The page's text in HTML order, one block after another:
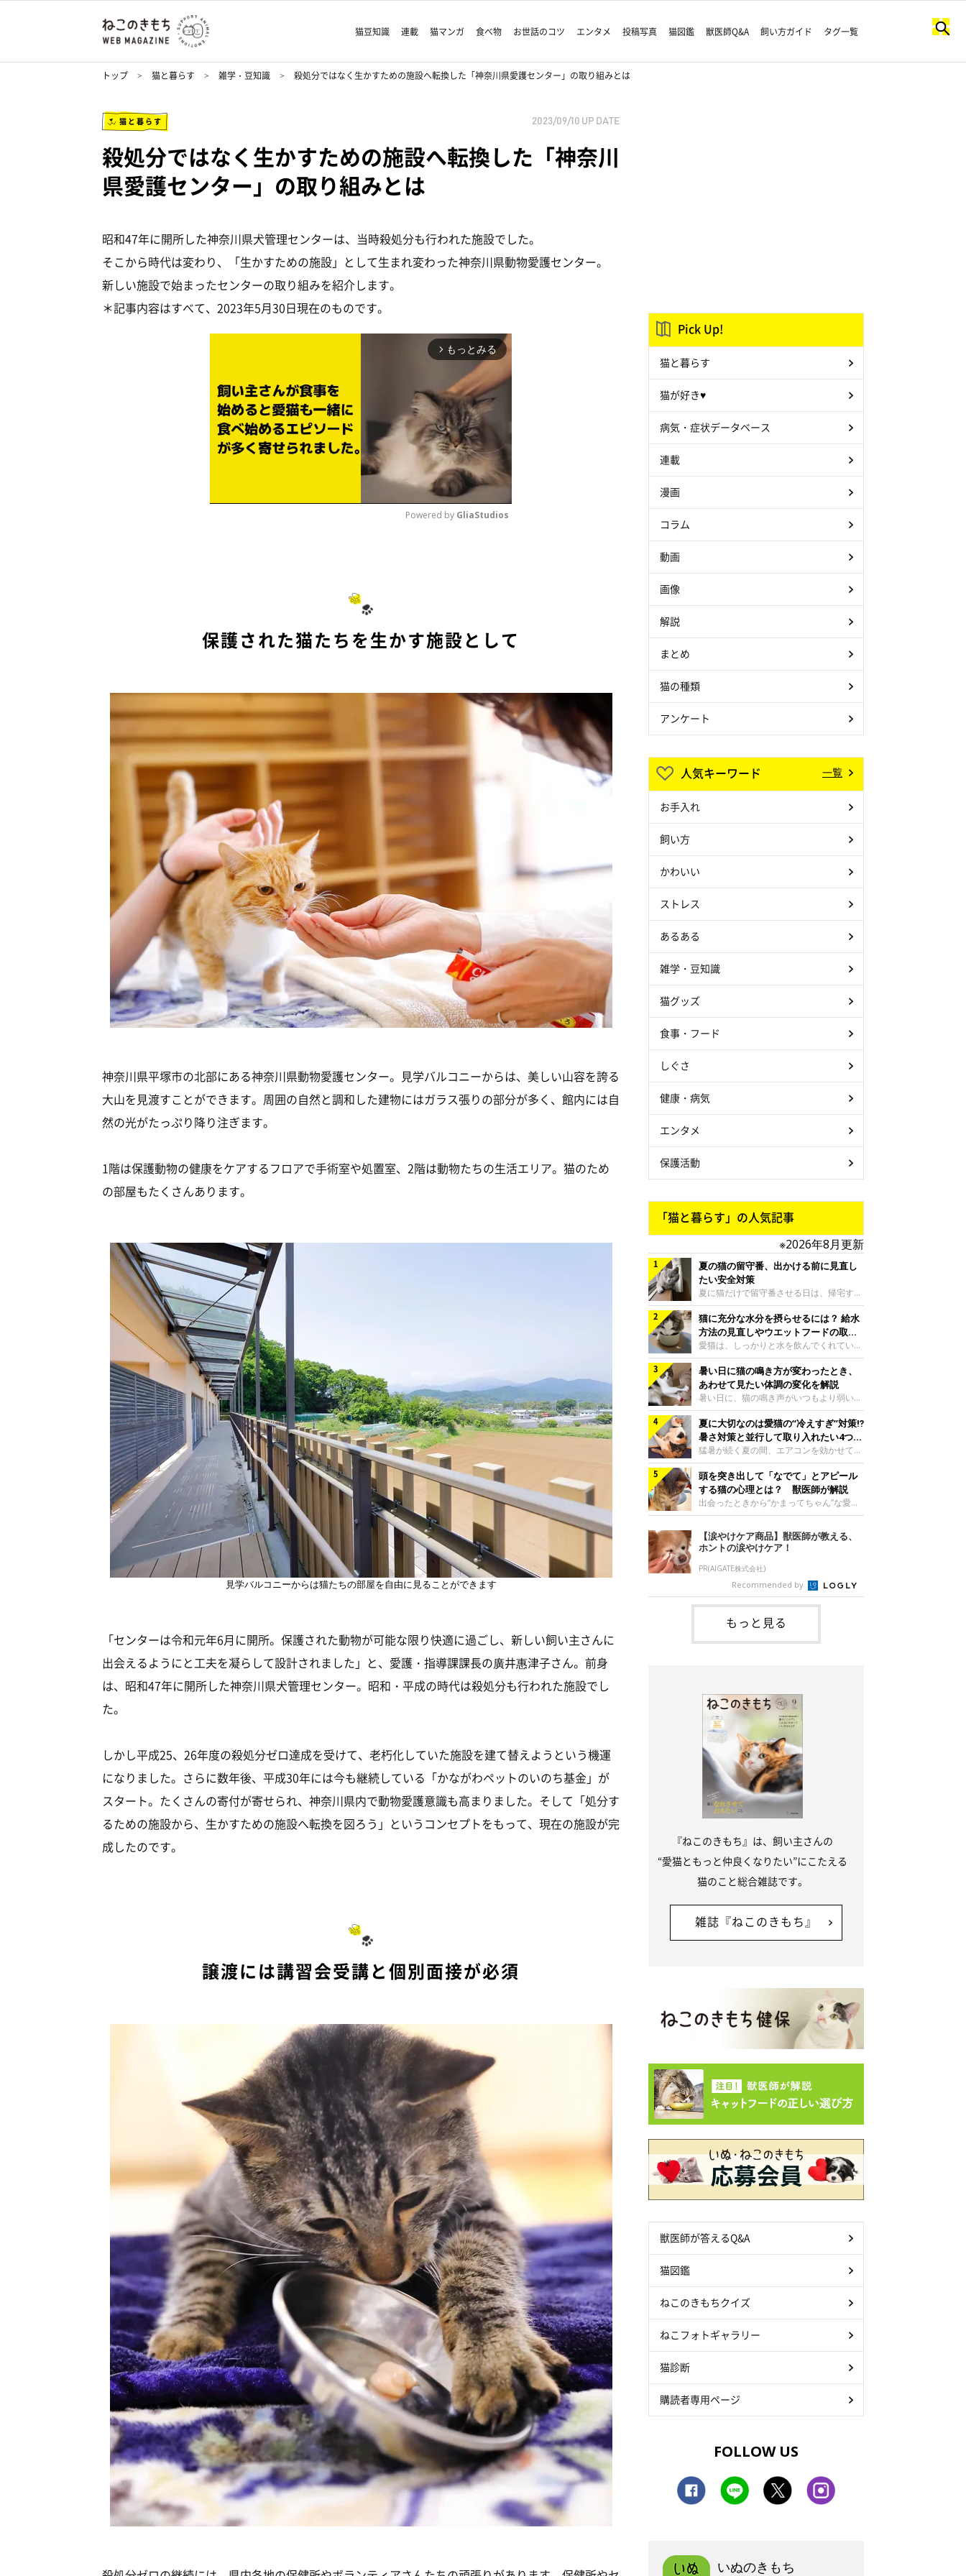
猫豆知識 連載 猫マンガ 食べ物 お世話のコツ エンタメ 投稿写真 猫図鑑 獣医師Q&A 飼い方ガイド タグ一覧
トップ 猫と暮らす 雑学・豆知識 殺処分ではなく生かすための施設へ転換した「神奈川県愛護センター」の取り組みとは
猫と暮らす 2023/09/10 UP DATE
殺処分ではなく生かすための施設へ転換した「神奈川
県愛護センター」の取り組みとは
昭和47年に開所した神奈川県犬管理センターは、当時殺処分も行われた施設でした。
そこから時代は変わり、「生かすための施設」として生まれ変わった神奈川県動物愛護センター。
新しい施設で始まったセンターの取り組みを紹介します。
＊記事内容はすべて、2023年5月30日現在のものです。
arrow_forward_ios もっとみる
Powered by GliaStudios
保護された猫たちを生かす施設として
神奈川県平塚市の北部にある神奈川県動物愛護センター。見学バルコニーからは、美しい山容を誇る
大山を見渡すことができます。周囲の自然と調和した建物にはガラス張りの部分が多く、館内には自
然の光がたっぷり降り注ぎます。
1階は保護動物の健康をケアするフロアで手術室や処置室、2階は動物たちの生活エリア。猫のため
の部屋もたくさんあります。
見学バルコニーからは猫たちの部屋を自由に見ることができます
「センターは令和元年6月に開所。保護された動物が可能な限り快適に過ごし、新しい飼い主さんに
出会えるようにと工夫を凝らして設計されました」と、愛護・指導課課長の廣井惠津子さん。前身
は、昭和47年に開所した神奈川県犬管理センター。昭和・平成の時代は殺処分も行われた施設でし
た。
しかし平成25、26年度の殺処分ゼロ達成を受けて、老朽化していた施設を建て替えようという機運
になりました。さらに数年後、平成30年には今も継続している「かながわペットのいのち基金」が
スタート。たくさんの寄付が寄せられ、神奈川県内で動物愛護意識も高まりました。そして「処分す
るための施設から、生かすための施設へ転換を図ろう」というコンセプトをもって、現在の施設が完
成したのです。
譲渡には講習会受講と個別面接が必須
Pick Up!
猫と暮らす
猫が好き♥
病気・症状データベース
連載
漫画
コラム
動画
画像
解説
まとめ
猫の種類
アンケート
人気キーワード 一覧
お手入れ
飼い方
かわいい
ストレス
あるある
雑学・豆知識
猫グッズ
食事・フード
しぐさ
健康・病気
エンタメ
保護活動
「猫と暮らす」の人気記事
※2026年8月更新
夏の猫の留守番、出かける前に見直し
たい安全対策
夏に猫だけで留守番させる日は、帰宅する
まで部屋が暑くなりすぎないか、水は足り
るかと気になる飼い主さんもいるでしょ
う。家の中なら安全と思っていても、日中
は室温が急に上がることがあります。留守
中の暑さから猫を守るために準備したいこ
とや、帰宅後に見たいサインなどについ
て、ねこのきもち獣医師相談室の岡本りさ
先生に伺いました。 留守中は室温が急に
上がることがあるねこのきもち投稿写真ギ
ャラリー夏の日中は、エアコンが切れると
室温が急に上昇する場合があります。猫は
自分で涼しい場所を探すのが得意ですが、
部屋全体が暑くなれ
猫に充分な水分を摂らせるには？ 給水
方法の見直しやウエットフードの取り
入れ方を解説
愛猫は、しっかりと水を飲んでくれていま
すか？ 夏場はエアコンで室内が涼しいこ
ともあり、猫があまり水を飲まないこと
も。積極的に水分を摂らせるためには、給
水方法を見直したり、フードから水分を摂
らせたりする方法があります。今回は獣医
師の重本仁先生に、猫に水分を摂らせるた
めにできるためできる工夫を教えていただ
きました。ボウルの高さを愛猫の好みにね
このきもち投稿写真ギャラリー水飲みボウ
ルの高さは、猫が飲むときに頭が胃より下
にならないように設定すると飲みやすいで
しょう。首を深く折り曲げずに済むため、
関節や食道への負
暑い日に猫の鳴き方が変わったとき、
あわせて見たい体調の変化を解説
暑い日に、猫の鳴き声がいつもより弱い、
かすれる、しつこく鳴くなど、ふだんと違
って聞こえることがあります。 そんなと
き、あわせてどのような様子を確認したら
よいのでしょうか。暑い日に猫の鳴き方が
変わるときの見方や注意したい体調の変化
などについて、ねこのきもち獣医師相談室
の山口みき先生に伺いました。 鳴き方の
変化だけで判断せず、全身の様子も確認し
てねこのきもち投稿写真ギャラリー猫の鳴
ように見えることがあります。 ただ、鳴
き声だけで原因を決めるのは難しく、体調
や環境の変化を
夏に大切なのは愛猫の“冷えすぎ”対策⁉
暑さ対策と並行して取り入れたい4つの
工夫
猛暑が続く夏の間、エアコンを効かせて室
内を冷やしますよね。しかし、人にとって
は快適な温度でも、猫にとっては温度が低
すぎることも。暑さ対策と並行して、冷え
すぎ対策もしっかりと行うことが大切で
す。今回は獣医師の重本仁先生に、猫の冷
えすぎを防ぐ4つの対策を教えていただき
ました。（1） 冷房の効いていない部屋に
行き来できるようにするねこのきもち投稿
写真ギャラリー猫が寒いと感じたときに、
冷気から逃れる「逃げ場」を用意しておき
ましょう。冷房の効いていない部屋や廊下
へも自由に行き来できるように、ドアは猫
が通れる程度に
頭を突き出して「なでて」とアピール
する猫の心理とは？ 獣医師が解説
出会ったときから“かまってちゃん”な愛
猫。譲渡会での小鉄くんの様子写真提供／
＠Tore_2021ご紹介するのは、X（旧
Twitter）ユーザー＠Tore_2021さんの愛
猫・小鉄くんです。飼い主さんによると、
小鉄くんは元保護猫なのだとか。飼い主さ
ん： 「ペット可のマンションに引っ越し
たので、ずっと飼いたかった猫を探しに
2016年末に譲渡会に行きました。そこで
出会ったのが小鉄です。当時、小鉄はまだ
1才くらいだったのですが、私たちがケー
ジの中を覗いていると、そっと前足を出し
【涙やけケア商品】獣医師が教える、
ホントの涙やけケア！
PR(AIGATE株式会社)
Recommended by
もっと見る
『ねこのきもち』は、飼い主さんの
“愛猫ともっと仲良くなりたい”にこたえる
猫のこと総合雑誌です。
雑誌『ねこのきもち』
獣医師が答えるQ&A
猫図鑑
ねこのきもちクイズ
ねこフォトギャラリー
猫診断
購読者専用ページ
FOLLOW US
いぬのきもち